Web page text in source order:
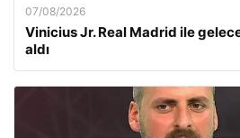
07/08/2026
Vinicius Jr. Real Madrid ile
aldı